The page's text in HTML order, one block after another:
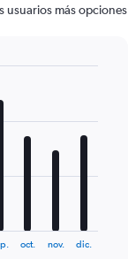
usuarios más opciones
oct. nov. dic.